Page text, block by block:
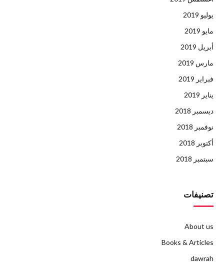
يوليو 2019
مايو 2019
أبريل 2019
مارس 2019
فبراير 2019
يناير 2019
ديسمبر 2018
نوفمبر 2018
أكتوبر 2018
سبتمبر 2018
تصنيفات
About us
Books & Articles
dawrah